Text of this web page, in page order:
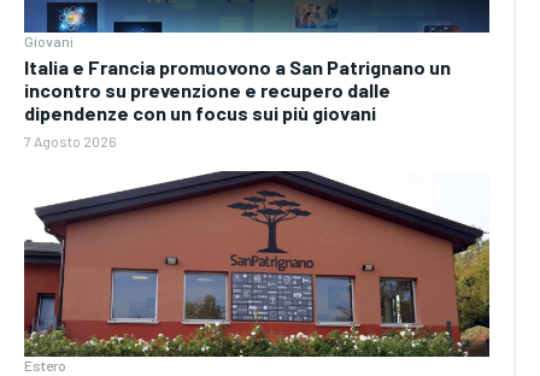
Giovani
Italia e Francia promuovono a San Patrignano un
incontro su prevenzione e recupero dalle
dipendenze con un focus sui più giovani
7 Agosto 2026
Estero